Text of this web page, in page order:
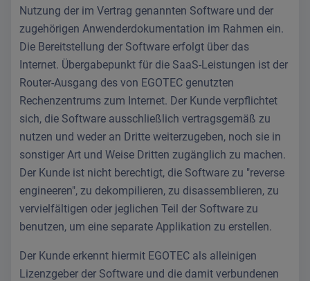
Nutzung der im Vertrag genannten Software und der
zugehörigen Anwenderdokumentation im Rahmen ein.
Die Bereitstellung der Software erfolgt über das
Internet. Übergabepunkt für die SaaS-Leistungen ist der
Router-Ausgang des von EGOTEC genutzten
Rechenzentrums zum Internet. Der Kunde verpflichtet
sich, die Software ausschließlich vertragsgemäß zu
nutzen und weder an Dritte weiterzugeben, noch sie in
sonstiger Art und Weise Dritten zugänglich zu machen.
Der Kunde ist nicht berechtigt, die Software zu "reverse
engineeren", zu dekompilieren, zu disassemblieren, zu
vervielfältigen oder jeglichen Teil der Software zu
benutzen, um eine separate Applikation zu erstellen.
Der Kunde erkennt hiermit EGOTEC als alleinigen
Lizenzgeber der Software und die damit verbundenen